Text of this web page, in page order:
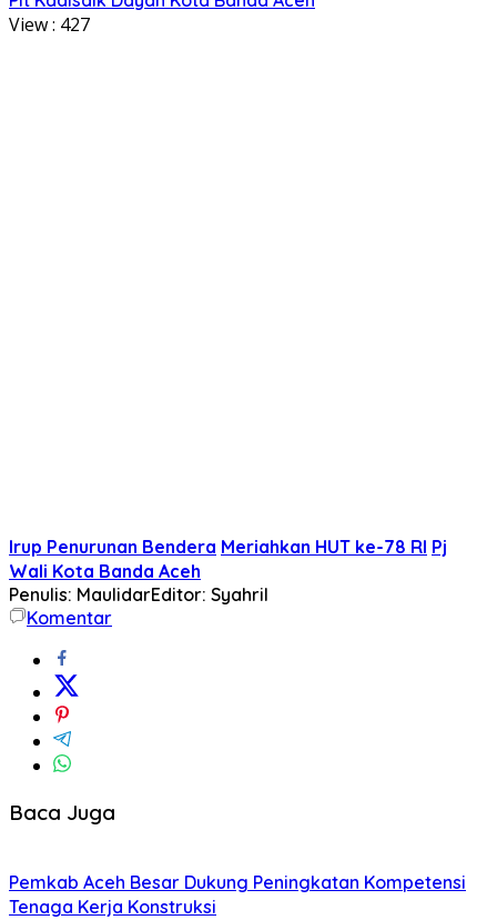
View : 427
Irup Penurunan Bendera Meriahkan HUT ke-78 RI Pj
Wali Kota Banda Aceh
Penulis: MaulidarEditor: Syahril
Komentar
Baca Juga
Pemkab Aceh Besar Dukung Peningkatan Kompetensi
Tenaga Kerja Konstruksi